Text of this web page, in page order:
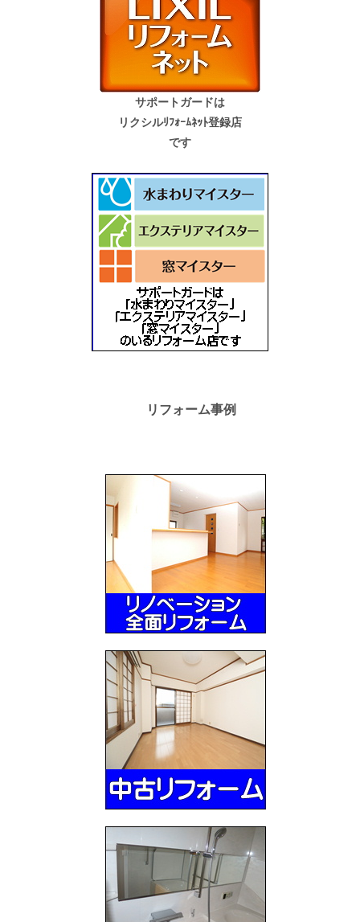
サポートガードは
リクシルﾘﾌｫｰﾑﾈｯﾄ登録店
です
リフォーム事例